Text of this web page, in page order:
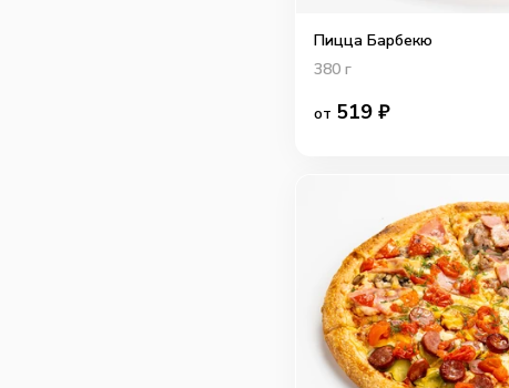
Пицца Барбекю
380 г
от 519 ₽